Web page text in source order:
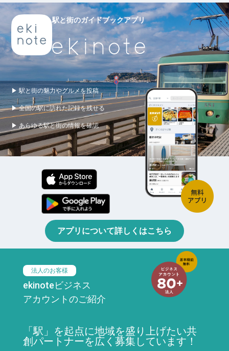
駅と街のガイドブックアプリ
▶ 駅と街の魅力やグルメを投稿
▶ 全国の駅に訪れた記録を残せる
▶ あらゆる駅と街の情報を確認
アプリについて詳しくはこちら
法人のお客様
ekinoteビジネス
アカウントのご紹介
「駅」を起点に地域を盛り上げたい共
創パートナーを広く募集しています！